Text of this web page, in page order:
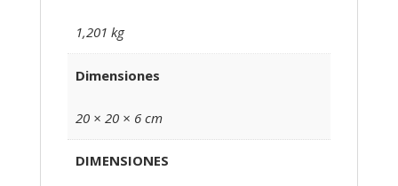
1,201 kg
Dimensiones
20 × 20 × 6 cm
DIMENSIONES